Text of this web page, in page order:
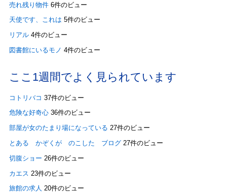
売れ残り物件 6件のビュー
天使です、これは 5件のビュー
リアル 4件のビュー
図書館にいるモノ 4件のビュー
ここ1週間でよく見られています
コトリバコ 37件のビュー
危険な好奇心 36件のビュー
部屋が女のたまり場になっている 27件のビュー
とある かぞくが のこした ブログ 27件のビュー
切腹ショー 26件のビュー
カエス 23件のビュー
旅館の求人 20件のビュー